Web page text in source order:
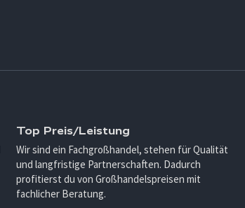
Top Preis/Leistung
Wir sind ein Fachgroßhandel, stehen für Qualität
und langfristige Partnerschaften. Dadurch
profitierst du von Großhandelspreisen mit
fachlicher Beratung.